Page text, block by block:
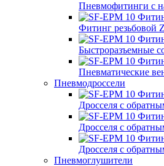
Пневмофитинги с
Фитинг резьбовой
Быстроразъемные
Пневматические
Пневмодроссели
Дросcеля с
Дросселя с
Дросселя с
Пневмоглушители